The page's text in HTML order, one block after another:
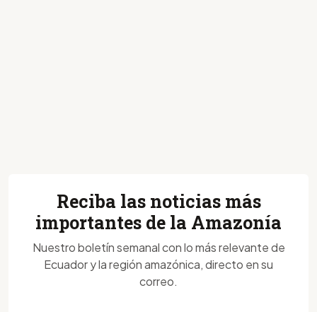
Reciba las noticias más
importantes de la Amazonía
Nuestro boletín semanal con lo más relevante de
Ecuador y la región amazónica, directo en su
correo.